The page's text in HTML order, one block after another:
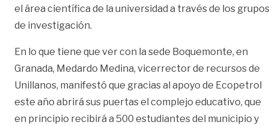
el área científica de la universidad a través de los grupos
de investigación.
En lo que tiene que ver con la sede Boquemonte, en
Granada, Medardo Medina, vicerrector de recursos de
Unillanos, manifestó que gracias al apoyo de Ecopetrol
este año abrirá sus puertas el complejo educativo, que
en principio recibirá a 500 estudiantes del municipio y